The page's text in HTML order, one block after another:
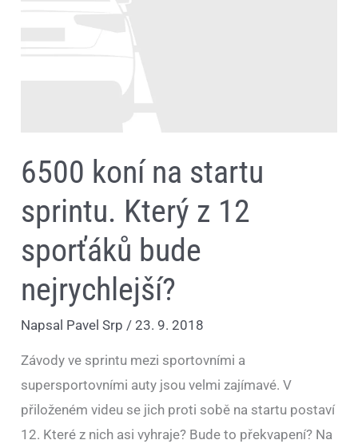
6500 koní na startu
sprintu. Který z 12
sporťáků bude
nejrychlejší?
Napsal Pavel Srp/23. 9. 2018
Závody ve sprintu mezi sportovními a
supersportovními auty jsou velmi zajímavé. V
přiloženém videu se jich proti sobě na startu postaví
12. Které z nich asi vyhraje? Bude to překvapení? Na